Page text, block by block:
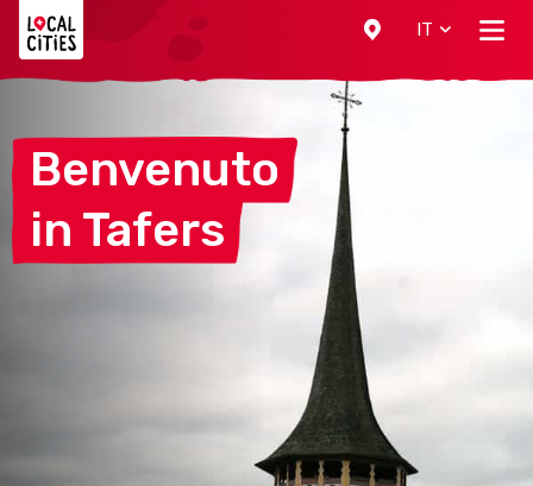
IT
Benvenuto
in Tafers